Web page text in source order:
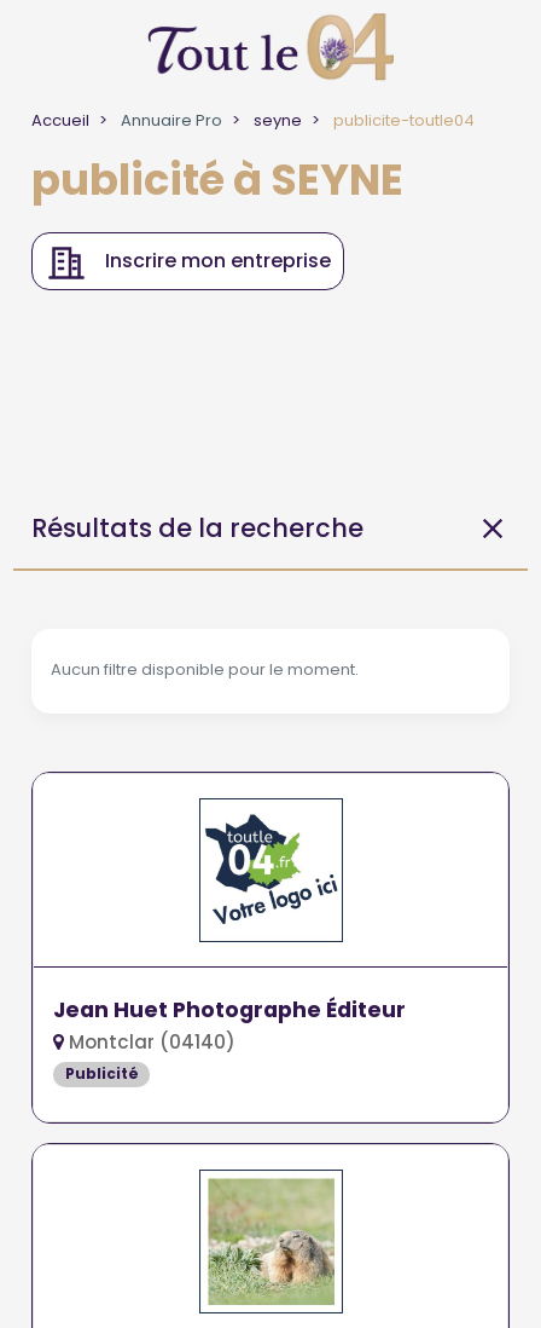
Accueil Annuaire Pro seyne publicite-toutle04
publicité à SEYNE
Inscrire mon entreprise
Résultats de la recherche
Aucun filtre disponible pour le moment.
Jean Huet Photographe Éditeur
Montclar (04140)
Publicité